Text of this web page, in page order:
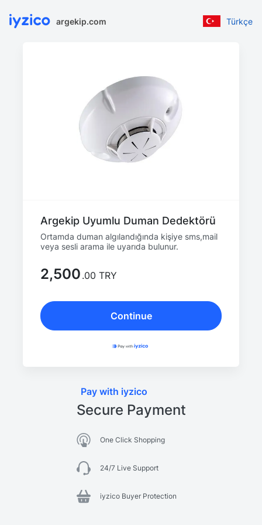
argekip.com Türkçe
Argekip Uyumlu Duman Dedektörü
Ortamda duman algılandığında kişiye sms,mail
veya sesli arama ile uyarıda bulunur.
2,500 .00 TRY
Continue
Pay with iyzico
Secure Payment
One Click Shopping
24/7 Live Support
iyzico Buyer Protection